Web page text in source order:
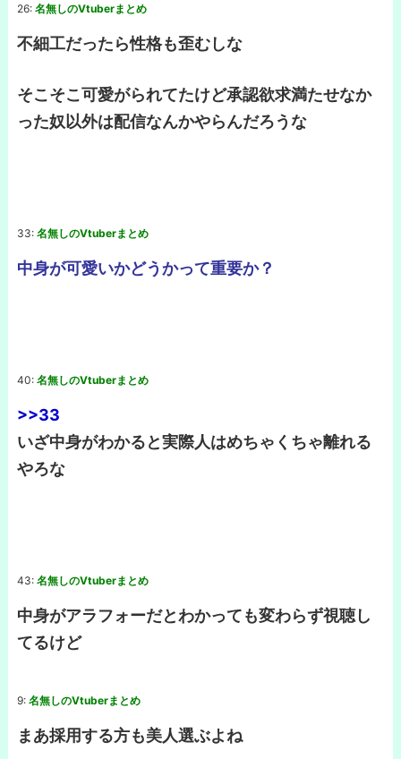
26: 名無しのVtuberまとめ
不細工だったら性格も歪むしな
そこそこ可愛がられてたけど承認欲求満たせなか
った奴以外は配信なんかやらんだろうな
33: 名無しのVtuberまとめ
中身が可愛いかどうかって重要か？
40: 名無しのVtuberまとめ
>>33
いざ中身がわかると実際人はめちゃくちゃ離れる
やろな
43: 名無しのVtuberまとめ
中身がアラフォーだとわかっても変わらず視聴し
てるけど
9: 名無しのVtuberまとめ
まあ採用する方も美人選ぶよね